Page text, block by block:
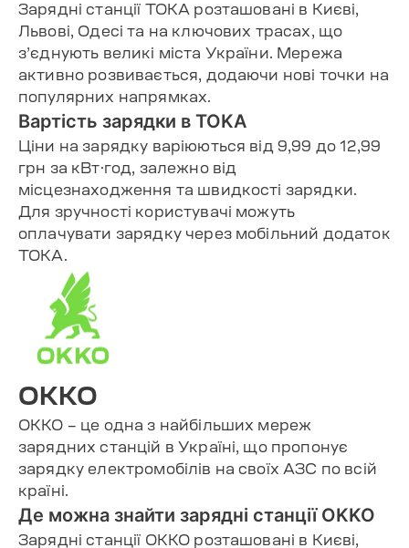
Зарядні станції TOKA розташовані в Києві,
Львові, Одесі та на ключових трасах, що
з’єднують великі міста України. Мережа
активно розвивається, додаючи нові точки на
популярних напрямках.
Вартість зарядки в TOKA
Ціни на зарядку варіюються від 9,99 до 12,99
грн за кВт·год, залежно від
місцезнаходження та швидкості зарядки.
Для зручності користувачі можуть
оплачувати зарядку через мобільний додаток
TOKA.
OKKO
OKKO – це одна з найбільших мереж
зарядних станцій в Україні, що пропонує
зарядку електромобілів на своїх АЗС по всій
країні.
Де можна знайти зарядні станції OKKO
Зарядні станції OKKO розташовані в Києві,